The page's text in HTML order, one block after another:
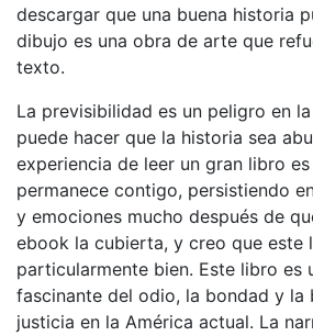
descargar que una buena historia
dibujo es una obra de arte que
texto.
La previsibilidad es un peligro en
puede hacer que la historia sea
experiencia de leer un gran libro
permanece contigo, persistiendo
y emociones mucho después de
ebook la cubierta, y creo que este
particularmente bien. Este libro es
fascinante del odio, la bondad y la
justicia en la América actual. La